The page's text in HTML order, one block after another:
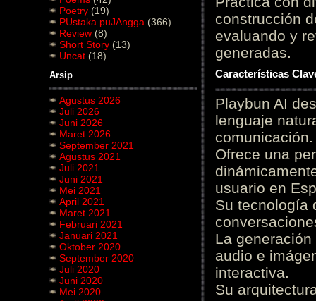
Poetry (19)
PUstaka puJAngga (366)
Review (8)
Short Story (13)
Uncat (18)
Arsip
Agustus 2026
Juli 2026
Juni 2026
Maret 2026
September 2021
Agustus 2021
Juli 2021
Juni 2021
Mei 2021
April 2021
Maret 2021
Februari 2021
Januari 2021
Oktober 2020
September 2020
Juli 2020
Juni 2020
Mei 2020
construcción
evaluando y
generadas.
Características
Playbun AI
lenguaje
comunicación.
Ofrece una
usuario en
Su tecnología
La
audio e
interactiva.
Su